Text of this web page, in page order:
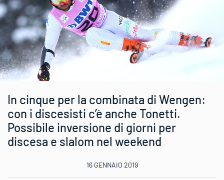
In cinque per la combinata di Wengen:
con i discesisti c’è anche Tonetti.
Possibile inversione di giorni per
discesa e slalom nel weekend
16 GENNAIO 2019